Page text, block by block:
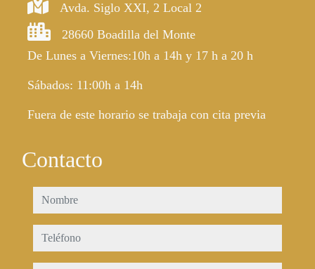
Avda. Siglo XXI, 2 Local 2
28660 Boadilla del Monte
De Lunes a Viernes:10h a 14h y 17 h a 20 h
Sábados: 11:00h a 14h
Fuera de este horario se trabaja con cita previa
Contacto
nombre
teléfono